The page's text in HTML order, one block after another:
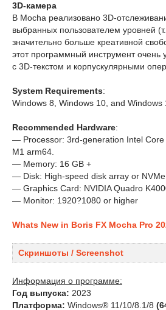
3D-камера
В Mocha реализовано 3D-
выбранных пользователем уровней
значительно больше креативной
этот программный инструмент очень
с 3D-текстом и корпускулярными
System Requirements:
Windows 8, Windows 10, and Windows
Recommended Hardware:
— Processor: 3rd-generation Intel Core
M1 arm64.
— Memory: 16 GB +
— Disk: High-speed disk array or
— Graphics Card: NVIDIA Quadro
— Monitor: 1920?1080 or higher
Whats New in Boris FX Mocha Pro
Скриншоты / Screenshot
Информация о программе:
Год выпуска: 2023
Платформа: Windows® 11/10/8.1/8